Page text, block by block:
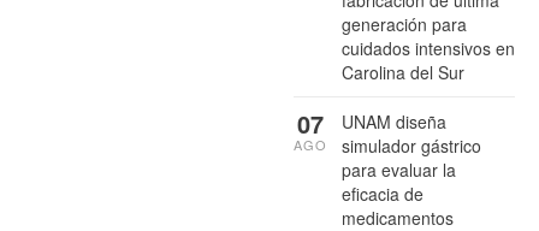
generación para
cuidados intensivos en
Carolina del Sur
UNAM diseña
simulador gástrico
para evaluar la
eficacia de
medicamentos
07
AGO